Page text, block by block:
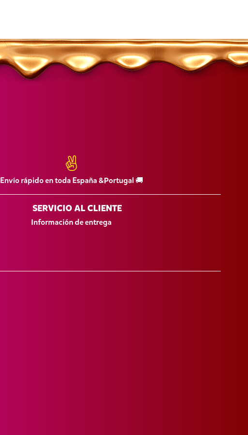
Envío rápido en toda España &Portugal 🚚
SERVICIO AL CLIENTE
Información de entrega